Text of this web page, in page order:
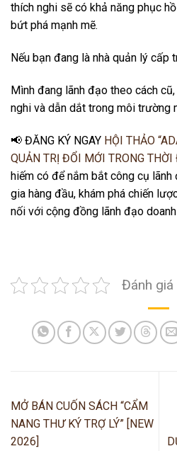
thích nghi sẽ có khả năng phục
bứt phá mạnh mẽ.
Nếu bạn đang là nhà quản lý cấp
Mình đang lãnh đạo theo cách
nghi và dẫn dắt trong môi trường
📢 ĐĂNG KÝ NGAY HỘI THẢO
QUẢN TRỊ ĐỔI MỚI TRONG
hiếm có để nắm bắt công cụ
gia hàng đầu, khám phá chiến
nối với cộng đồng lãnh đạo
Đánh giá
MỞ BÁN CUỐN SÁCH “CẨM
NANG THƯ KÝ TRỢ LÝ” [NEW
2026]